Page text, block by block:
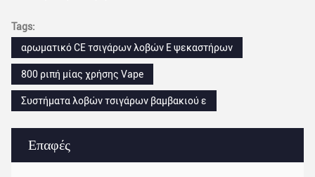
Επαφές
Tags:
αρωματικό CE τσιγάρων λοβών Ε ψεκαστήρων
800 ριπή μίας χρήσης Vape
Συστήματα λοβών τσιγάρων βαμβακιού ε